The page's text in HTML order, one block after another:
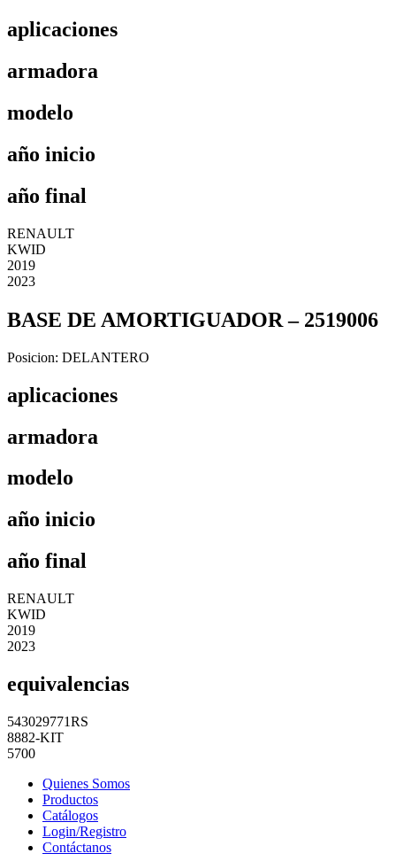
aplicaciones
armadora
modelo
año inicio
año final
RENAULT
KWID
2019
2023
BASE DE AMORTIGUADOR – 2519006
Posicion: DELANTERO
aplicaciones
armadora
modelo
año inicio
año final
RENAULT
KWID
2019
2023
equivalencias
543029771RS
8882-KIT
5700
Quienes Somos
Productos
Catálogos
Login/Registro
Contáctanos